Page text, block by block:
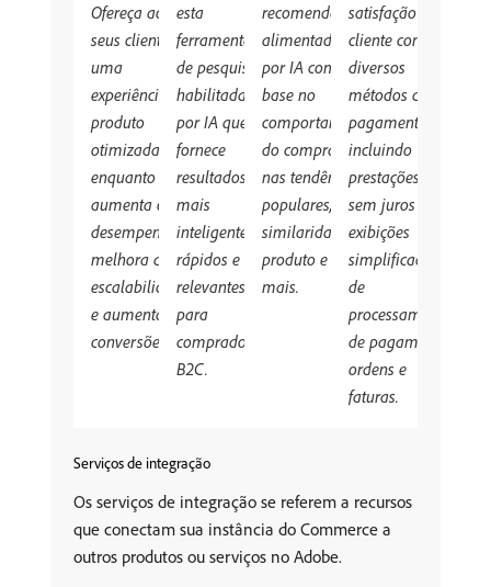
Ofereça aos
seus clientes
uma
experiência de
produto
otimizada
enquanto
aumenta o
desempenho,
melhora a
escalabilidade
e aumenta as
conversões.
esta
ferramenta
de pesquisa
habilitada
por IA que
fornece
resultados
mais
inteligentes,
rápidos e
relevantes
para
compradores
B2C.
recomendações
alimentadas
por IA com
base no
comportamento
do comprador,
nas tendências
populares, na
similaridade do
produto e muito
mais.
satisfação do
cliente com
diversos
métodos de
pagamento,
incluindo
prestações
sem juros e
exibições
simplificadas
de
processamento
de pagamento,
ordens e
faturas.
Serviços de integração
Os serviços de integração se referem a recursos
que conectam sua instância do Commerce a
outros produtos ou serviços no Adobe.